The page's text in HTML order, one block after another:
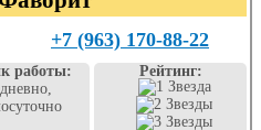
+7 (963) 170-88-22
работы:
Рейтинг: